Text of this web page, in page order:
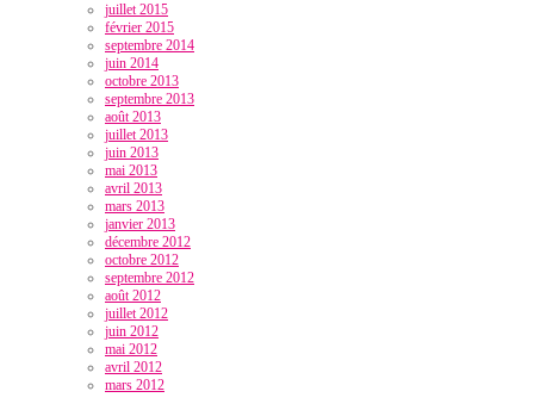
juillet 2015
février 2015
septembre 2014
juin 2014
octobre 2013
septembre 2013
août 2013
juillet 2013
juin 2013
mai 2013
avril 2013
mars 2013
janvier 2013
décembre 2012
octobre 2012
septembre 2012
août 2012
juillet 2012
juin 2012
mai 2012
avril 2012
mars 2012